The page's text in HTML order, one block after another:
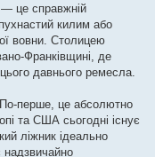
— це справжній
килим або
вовни. Столицею
Франківщині, де
давнього ремесла.
По-перше, це абсолютно
та США сьогодні існує
ліжник ідеально
надзвичайно